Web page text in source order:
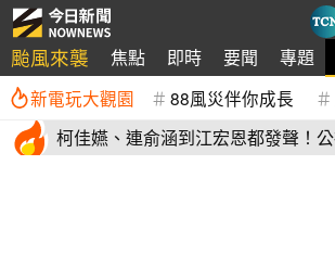
颱風來襲 焦點 即時 要聞 專題
新電玩大觀園 88風災伴你成長
柯佳嬿、連俞涵到江宏恩都發聲！